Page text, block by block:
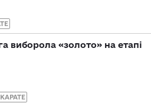
виборола «золото» на етапі
КАРАТЕ